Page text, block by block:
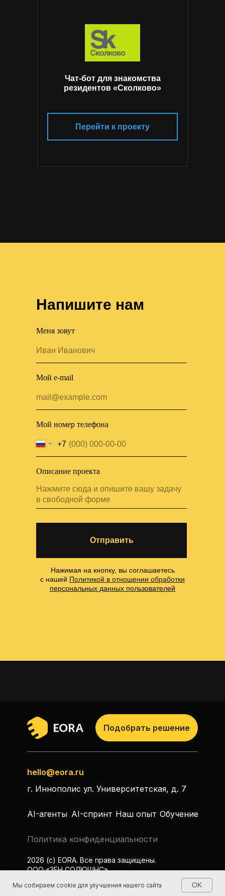
Мы собираем cookie для улучшения нашего сайта OK
Чат-бот для знакомства
резидентов «Сколково»
Перейти к проекту
Меня зовут
Мой e-mail
Мой номер телефона
+7
Описание проекта
Напишите нам
Отправить
Нажимая на кнопку, вы соглашаетесь
с нашей Политикой в отношении обработки
персональных данных пользователей
Политика конфиденциальности
2026 (c) EORA. Все права защищены.
ООО «ЗЕН СОЛЮШНС»
AI-спринт
AI-агенты Обучение
Наш опыт
Подобрать решение
hello@eora.ru
г. Иннополис ул. Университетская, д. 7